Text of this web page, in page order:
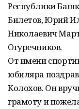
Республики
Билетов, Юрий
Николаевич
Огуречников.
От имени
юбиляра
Колохов. Он
грамоту и